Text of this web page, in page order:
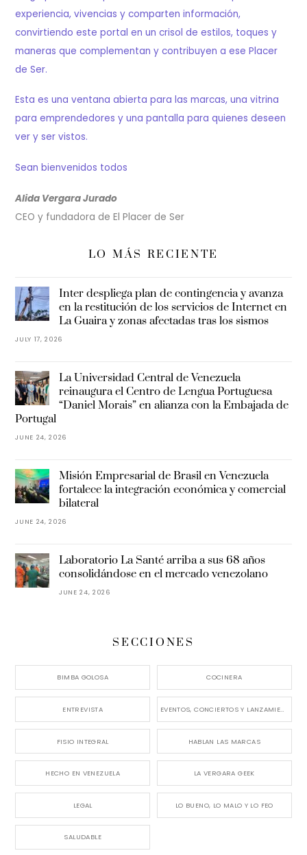
experiencia, vivencias y comparten información,
convirtiendo este portal en un crisol de estilos, toques y
maneras que complementan y contribuyen a ese Placer
de Ser.
Esta es una ventana abierta para las marcas, una vitrina
para emprendedores y una pantalla para quienes deseen
ver y ser vistos.
Sean bienvenidos todos
Alida Vergara Jurado
CEO y fundadora de El Placer de Ser
LO MÁS RECIENTE
Inter despliega plan de contingencia y avanza
en la restitución de los servicios de Internet en
La Guaira y zonas afectadas tras los sismos
JULY 17, 2026
La Universidad Central de Venezuela
reinaugura el Centro de Lengua Portuguesa
“Daniel Morais” en alianza con la Embajada de
Portugal
JUNE 24, 2026
Misión Empresarial de Brasil en Venezuela
fortalece la integración económica y comercial
bilateral
JUNE 24, 2026
Laboratorio La Santé arriba a sus 68 años
consolidándose en el mercado venezolano
JUNE 24, 2026
SECCIONES
BIMBA GOLOSA COCINERA
ENTREVISTA EVENTOS, CONCIERTOS Y LANZAMIENTOS
FISIO INTEGRAL HABLAN LAS MARCAS
HECHO EN VENEZUELA LA VERGARA GEEK
LEGAL LO BUENO, LO MALO Y LO FEO
SALUDABLE